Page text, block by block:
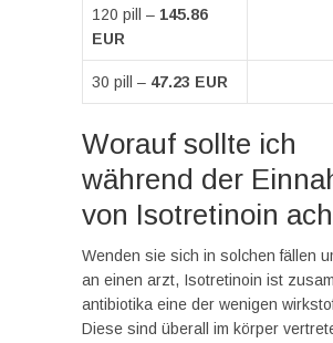
120 pill – 145.86
EUR
30 pill – 47.23 EUR
Worauf sollte ich
während der
von Isotretinoin
Wenden sie sich in solchen fällen
an einen arzt, Isotretinoin ist
antibiotika eine der wenigen
Diese sind überall im körper